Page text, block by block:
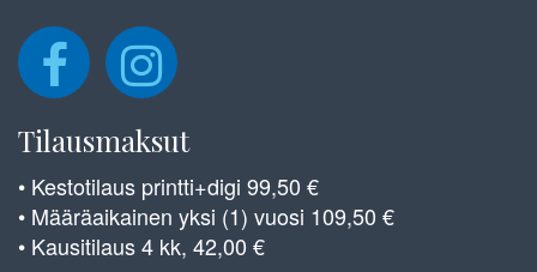
Tilausmaksut
• Kestotilaus printti+digi 99,50 €
• Määräaikainen yksi (1) vuosi 109,50 €
• Kausitilaus 4 kk, 42,00 €